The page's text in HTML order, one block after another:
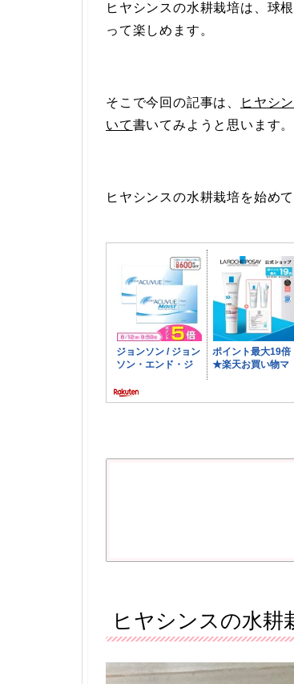
ヒヤシンスの水耕栽培は、球
って楽しめます。
そこで今回の記事は、
ヒヤシ
いて書いてみようと思います。
ヒヤシンスの水耕栽培を始め
ヒヤシンスの水耕